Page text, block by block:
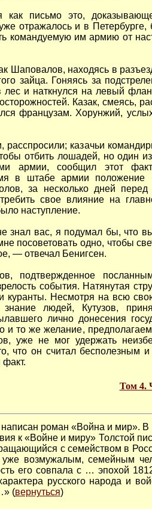
письмо это,
отражалось и в Петербурге,
командуемую им армию от
Шаповалов, находясь в
зайца. Гоняясь за
лес и наткнулся на левый
Казак, смеясь,
французам. Хорунжий,
расспросили; казачьи
отбить лошадей, но один
армии, сообщил этот
в штабе армии
за несколько дней
свое влияние на
наступление.
вас, я подумал бы, что
посоветовать одно, чтобы
— отвечал Бенигсен.
подтвержденное
события. Натянутая
куранты. Несмотря на всю
знание людей, Кутузов,
лично донесения
и то же желание,
уже не мог удержать
что он считал бесполезным
Том 4.
роман «Война и мир». В
к «Войне и миру» Толстой
с семейством в
возмужалым, семейным
его совпала с … эпохой
русского народа и
(вернуться)